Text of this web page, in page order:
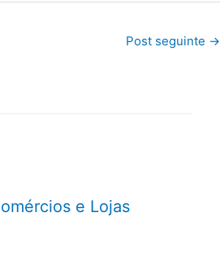
Post seguinte →
e Lojas